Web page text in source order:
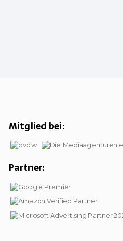
Mitglied bei:
Partner: